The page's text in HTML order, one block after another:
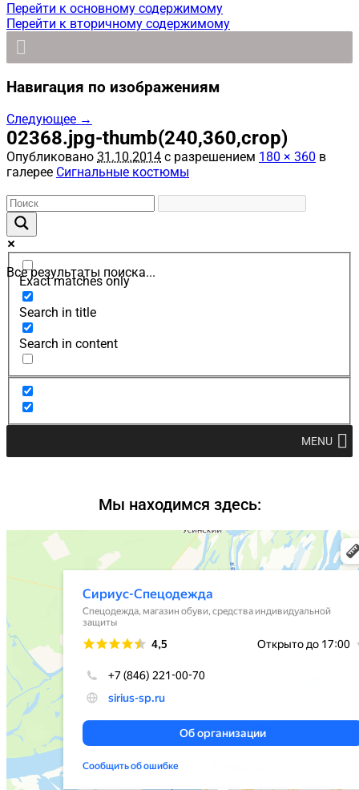
Перейти к основному содержимому
Перейти к вторичному содержимому
Навигация по изображениям
Следующее →
02368.jpg-thumb(240,360,crop)
Опубликовано 31.10.2014 с разрешением 180 × 360 в
галерее Сигнальные костюмы
Все результаты поиска...
Exact matches only
Search in title
Search in content
MENU
Мы находимся здесь: